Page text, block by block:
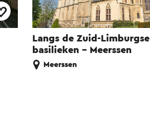
Langs de Zuid-Limburgse
basilieken - Meerssen
Meerssen